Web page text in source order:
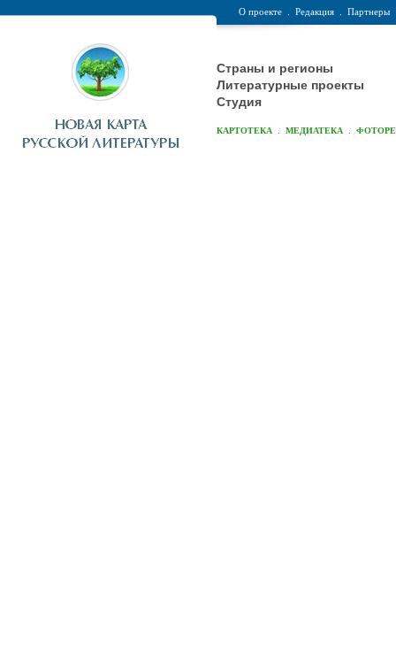
О проекте Редакция Партнеры
Страны и регионы
Литературные проекты
Студия
КАРТОТЕКА МЕДИАТЕКА